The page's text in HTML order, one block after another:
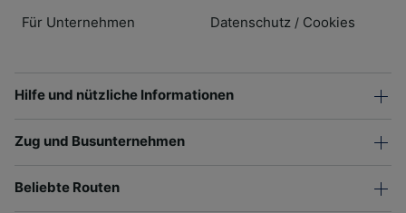
Für Unternehmen Datenschutz / Cookies
Hilfe und nützliche Informationen
Zug und Busunternehmen
Beliebte Routen